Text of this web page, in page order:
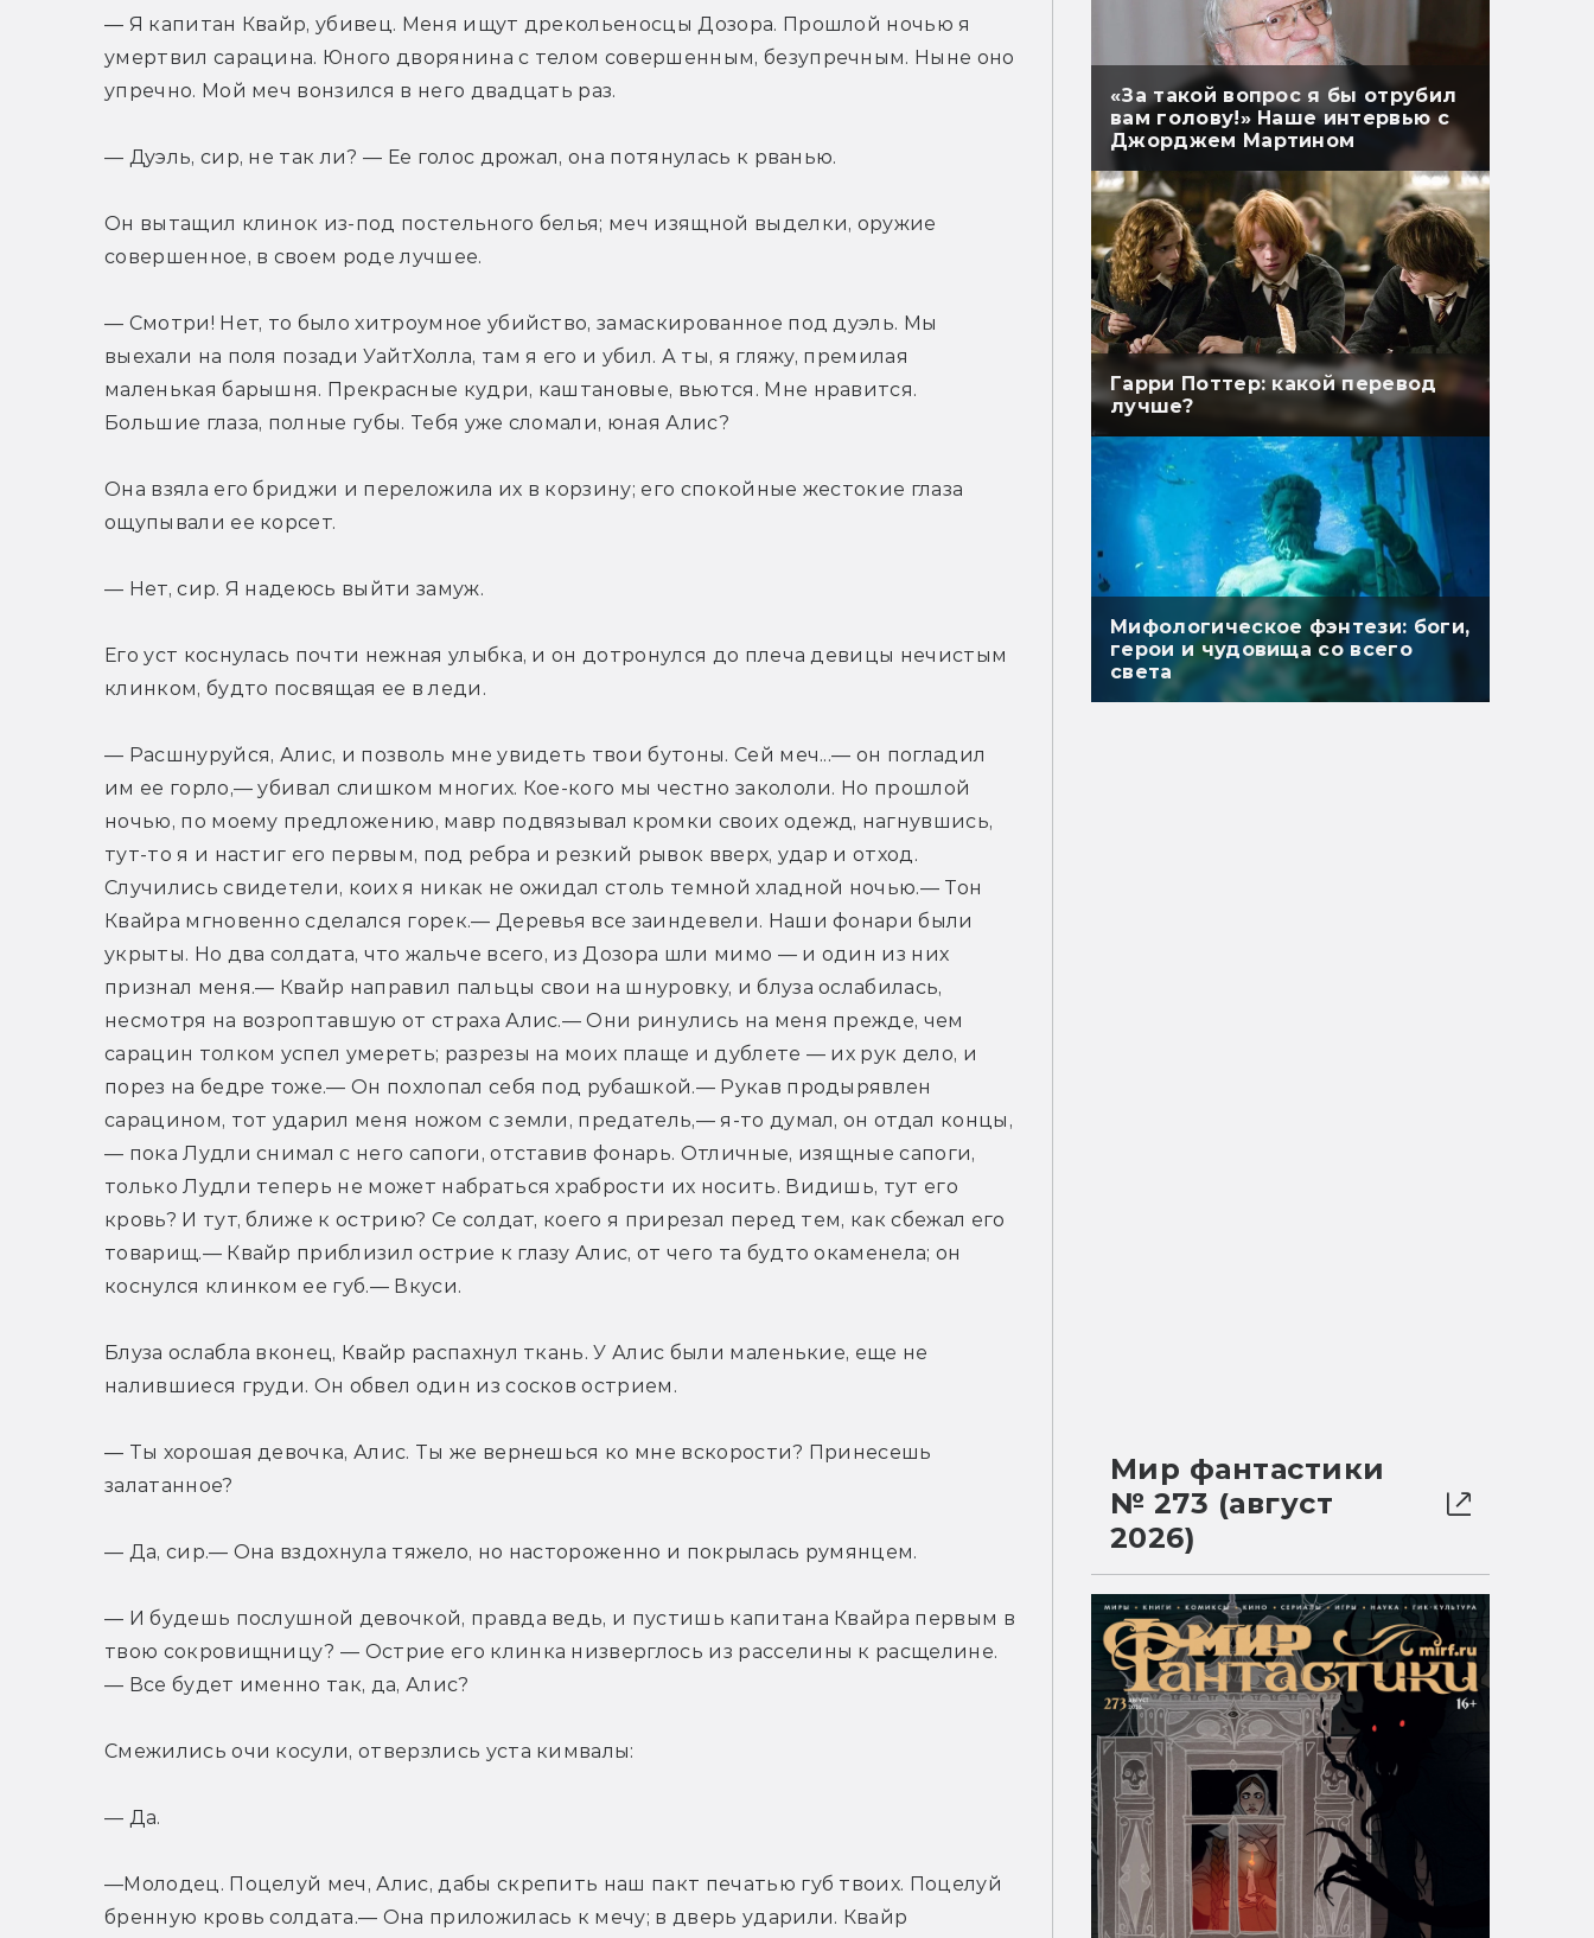
— Я капитан Квайр, убивец. Меня ищут дрекольеносцы Дозора. Прошлой ночью я
умертвил сарацина. Юного дворянина с телом совершенным, безупречным. Ныне оно
упречно. Мой меч вонзился в него двадцать раз.
— Дуэль, сир, не так ли? — Ее голос дрожал, она потянулась к рванью.
Он вытащил клинок из-под постельного белья; меч изящной выделки, оружие
совершенное, в своем роде лучшее.
— Смотри! Нет, то было хитроумное убийство, замаскированное под дуэль. Мы
выехали на поля позади УайтХолла, там я его и убил. А ты, я гляжу, премилая
маленькая барышня. Прекрасные кудри, каштановые, вьются. Мне нравится.
Большие глаза, полные губы. Тебя уже сломали, юная Алис?
Она взяла его бриджи и переложила их в корзину; его спокойные жестокие глаза
ощупывали ее корсет.
— Нет, сир. Я надеюсь выйти замуж.
Его уст коснулась почти нежная улыбка, и он дотронулся до плеча девицы нечистым
клинком, будто посвящая ее в леди.
— Расшнуруйся, Алис, и позволь мне увидеть твои бутоны. Сей меч...— он погладил
им ее горло,— убивал слишком многих. Кое-кого мы честно закололи. Но прошлой
ночью, по моему предложению, мавр подвязывал кромки своих одежд, нагнувшись,
тут-то я и настиг его первым, под ребра и резкий рывок вверх, удар и отход.
Случились свидетели, коих я никак не ожидал столь темной хладной ночью.— Тон
Квайра мгновенно сделался горек.— Деревья все заиндевели. Наши фонари были
укрыты. Но два солдата, что жальче всего, из Дозора шли мимо — и один из них
признал меня.— Квайр направил пальцы свои на шнуровку, и блуза ослабилась,
несмотря на возроптавшую от страха Алис.— Они ринулись на меня прежде, чем
сарацин толком успел умереть; разрезы на моих плаще и дублете — их рук дело, и
порез на бедре тоже.— Он похлопал себя под рубашкой.— Рукав продырявлен
сарацином, тот ударил меня ножом с земли, предатель,— я-то думал, он отдал концы,
— пока Лудли снимал с него сапоги, отставив фонарь. Отличные, изящные сапоги,
только Лудли теперь не может набраться храбрости их носить. Видишь, тут его
кровь? И тут, ближе к острию? Се солдат, коего я прирезал перед тем, как сбежал его
товарищ.— Квайр приблизил острие к глазу Алис, от чего та будто окаменела; он
коснулся клинком ее губ.— Вкуси.
Блуза ослабла вконец, Квайр распахнул ткань. У Алис были маленькие, еще не
налившиеся груди. Он обвел один из сосков острием.
— Ты хорошая девочка, Алис. Ты же вернешься ко мне вскорости? Принесешь
залатанное?
— Да, сир.— Она вздохнула тяжело, но настороженно и покрылась румянцем.
— И будешь послушной девочкой, правда ведь, и пустишь капитана Квайра первым в
твою сокровищницу? — Острие его клинка низверглось из расселины к расщелине.
— Все будет именно так, да, Алис?
Смежились очи косули, отверзлись уста кимвалы:
— Да.
—Молодец. Поцелуй меч, Алис, дабы скрепить наш пакт печатью губ твоих. Поцелуй
бренную кровь солдата.— Она приложилась к мечу; в дверь ударили. Квайр
«За такой вопрос я бы отрубил
вам голову!» Наше интервью с
Джорджем Мартином
Гарри Поттер: какой перевод
лучше?
Мифологическое фэнтези: боги,
герои и чудовища со всего
света
Мир фантастики
№ 273 (август
2026)